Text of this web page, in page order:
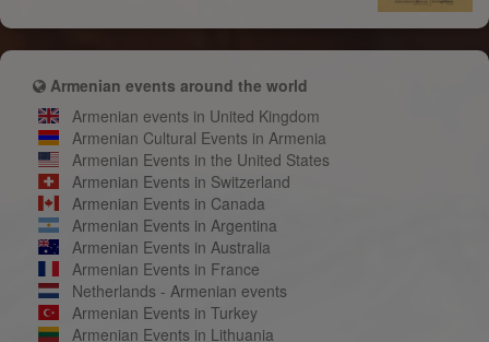
Armenian events around the world
Armenian events in United Kingdom
Armenian Cultural Events in Armenia
Armenian Events in the United States
Armenian Events in Switzerland
Armenian Events in Canada
Armenian Events in Argentina
Armenian Events in Australia
Armenian Events in France
Netherlands - Armenian events
Armenian Events in Turkey
Armenian Events in Lithuania